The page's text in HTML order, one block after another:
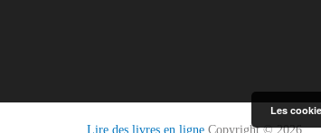
Lire des livres en ligne Copyright © 2026.
Les